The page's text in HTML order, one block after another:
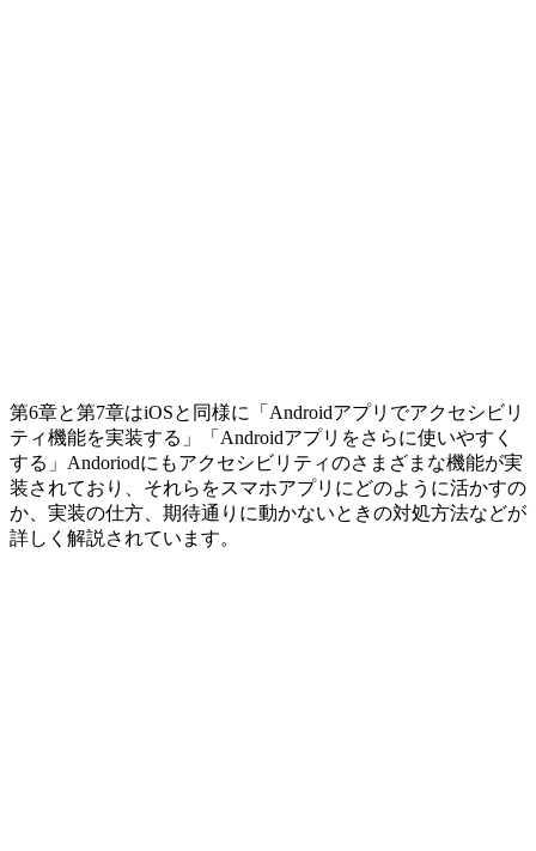
第6章と第7章はiOSと同様に「Androidアプリでアクセシビリ
ティ機能を実装する」「Androidアプリをさらに使いやすく
する」Andoriodにもアクセシビリティのさまざまな機能が実
装されており、それらをスマホアプリにどのように活かすの
か、実装の仕方、期待通りに動かないときの対処方法などが
詳しく解説されています。